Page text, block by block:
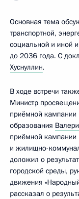
Основная тема
транспортной,
социальной и иной
до 2036 года. С
Хуснуллин.
В ходе встречи
Министр
приёмной
образования
приёмной кампании
и жилищно-
доложил о
городской среды,
движения
рассказал о